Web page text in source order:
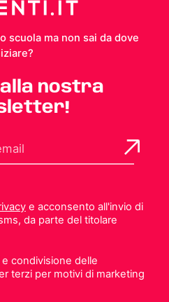
scuola ma non sai da dove
nostra
e acconsento all'invio di
da parte del titolare
condivisione delle
terzi per motivi di marketing